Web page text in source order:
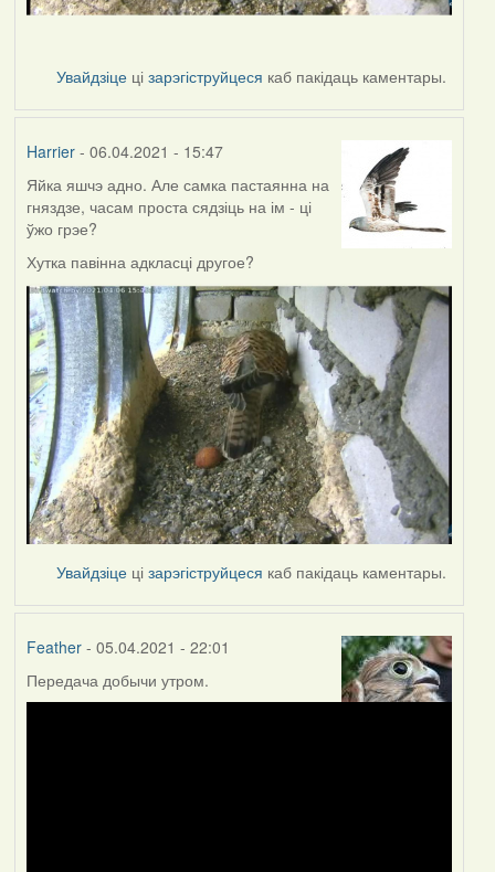
Увайдзіце цізарэгіструйцеся каб пакідаць каментары.
Harrier- 06.04.2021 - 15:47
Яйка яшчэ адно. Але самка пастаянна на
гняздзе, часам проста сядзіць на ім - ці
ўжо грэе?
Хутка павінна адкласці другое?
Увайдзіце цізарэгіструйцеся каб пакідаць каментары.
Feather- 05.04.2021 - 22:01
Передача добычи утром.